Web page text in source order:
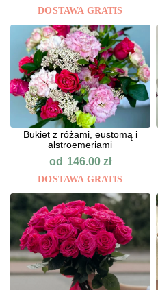
DOSTAWA GRATIS
Bukiet z różami, eustomą i
alstroemeriami
od 146.00 zł
DOSTAWA GRATIS